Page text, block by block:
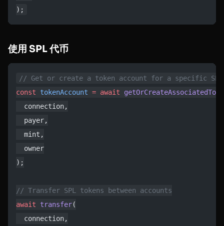
);
使用 SPL 代币
// Get or create a token account for a specific SPL
const tokenAccount = await
  connection,
  payer,
  mint,
  owner
);
// Transfer SPL tokens between accounts
await transfer(
  connection,